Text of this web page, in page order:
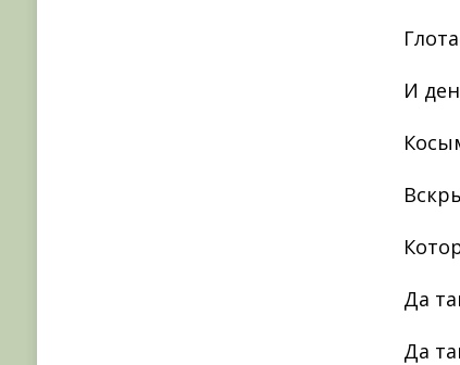
И
Да
Да